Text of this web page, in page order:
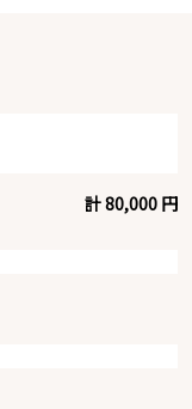
計 80,000 円